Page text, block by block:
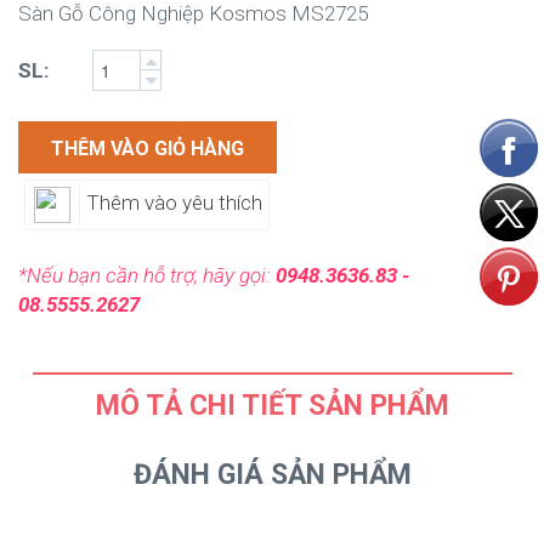
Sàn Gỗ Công Nghiệp Kosmos MS2725
SL:
THÊM VÀO GIỎ HÀNG
Thêm vào yêu thích
*Nếu bạn cần hỗ trợ, hãy gọi: 0948.3636.83 -
08.5555.2627
MÔ TẢ CHI TIẾT SẢN PHẨM
ĐÁNH GIÁ SẢN PHẨM